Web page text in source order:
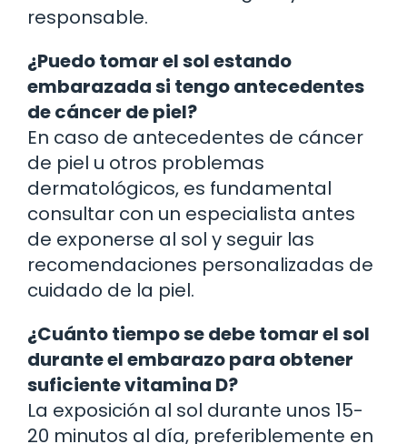
responsable.
¿Puedo tomar el sol estando
embarazada si tengo antecedentes
de cáncer de piel?
En caso de antecedentes de cáncer
de piel u otros problemas
dermatológicos, es fundamental
consultar con un especialista antes
de exponerse al sol y seguir las
recomendaciones personalizadas de
cuidado de la piel.
¿Cuánto tiempo se debe tomar el sol
durante el embarazo para obtener
suficiente vitamina D?
La exposición al sol durante unos 15-
20 minutos al día, preferiblemente en